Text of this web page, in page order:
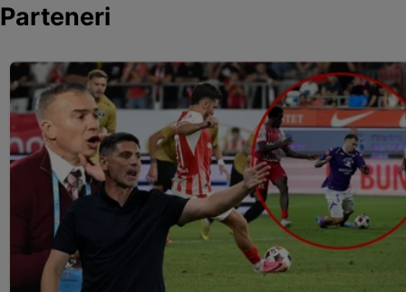
Parteneri